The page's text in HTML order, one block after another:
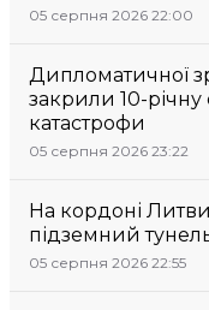
05 серпня 2026 22:00
Дипломатичної
закрили 10-
катастрофи
05 серпня 2026 23:22
На кордоні
підземний тунель
05 серпня 2026 22:55